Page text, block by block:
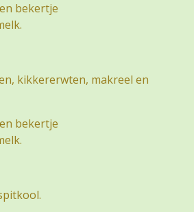
bekertje
kikkererwten, makreel en
bekertje